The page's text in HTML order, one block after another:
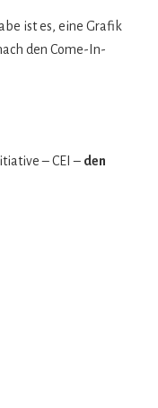
ist es, eine Gra­fik
den Come-In-
– CEI – den